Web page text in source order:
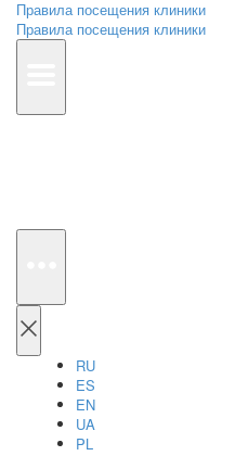
Правила посещения клиники
Правила посещения клиники
RU
ES
EN
UA
PL